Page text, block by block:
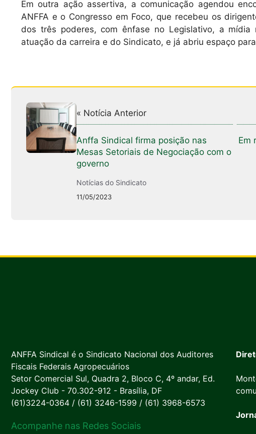
Em outra ação assertiva, a comunicação agendou
ANFFA e o Congresso em Foco, que recebeu os
dos três poderes, com ênfase no Legislativo, a
atuação da carreira e do Sindicato, e já abriu espaço
« Notícia Anterior
Anffa Sindical firma posição nas
Mesas Setoriais de Negociação com o
governo
Notícias do Sindicato
11/05/2023
Em
ANFFA Sindical é o Sindicato Nacional dos Auditores
Fiscais Federais Agropecuários
Setor Comercial Sul, Quadra 2, Bloco C, 4º andar, Ed.
Jockey Club - 70.302-912 - Brasília, DF
(61)3224-0364 / (61) 3246-1599 / (61) 3968-6573
Acompanhe nas Redes Sociais